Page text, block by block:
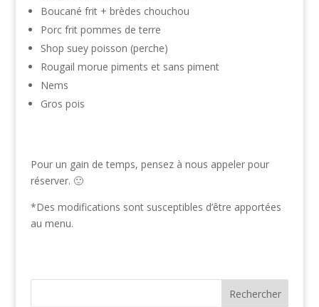
Boucané frit + brèdes chouchou
Porc frit pommes de terre
Shop suey poisson (perche)
Rougail morue piments et sans piment
Nems
Gros pois
Pour un gain de temps, pensez à nous appeler pour
réserver. 🙂
*Des modifications sont susceptibles d’être apportées
au menu.